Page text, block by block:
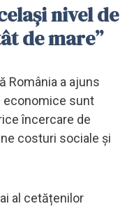
nivel de
de mare”
România a ajuns
economice sunt
încercare de
costuri sociale și
al cetățenilor